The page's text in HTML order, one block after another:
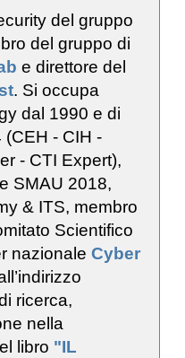
del gruppo
del gruppo di
e direttore del
. Si occupa
dal 1990 e di
- CIH -
- CTI Expert),
SMAU 2018,
& ITS, membro
Scientifico
nazionale Cyber
ricerca,
nella
libro "IL